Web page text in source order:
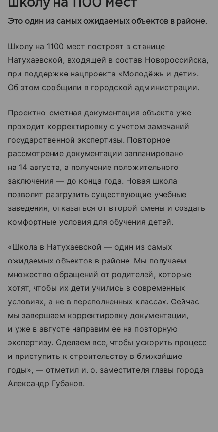
Это один из самых ожидаемых объектов в районе.
Школу на 1100 мест построят в станице
Натухаевской, входящей в состав Новороссийска,
при поддержке нацпроекта «Молодёжь и дети».
Об этом сообщили в городской администрации.
Проектно-сметная документация объекта уже
проходит корректировку с учетом замечаний
государственной экспертизы. Повторное
рассмотрение документации запланировано
на 14 августа, а получение положительного
заключения — до конца года. Новая школа
позволит разгрузить существующие учебные
заведения, отказаться от второй смены и создать
комфортные условия для обучения детей.
«Школа в Натухаевской — один из самых
ожидаемых объектов в районе. Мы получаем
множество обращений от родителей, которые
хотят, чтобы их дети учились в современных
условиях, а не в переполненных классах. Сейчас
мы завершаем корректировку документации,
и уже в августе направим ее на повторную
экспертизу. Сделаем все, чтобы ускорить процесс
и приступить к строительству в ближайшие
годы», — отметил и. о. заместителя главы города
Александр Губанов.